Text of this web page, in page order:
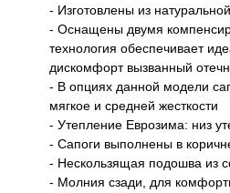
- Изготовлены из
- Оснащены двумя
технология обеспечивает
дискомфорт вызванный
- В опциях данной модели
мягкое и средней жесткости
- Утепление Еврозима: низ
- Сапоги выполнены в
- Нескользящая подошва из
- Молния сзади, для